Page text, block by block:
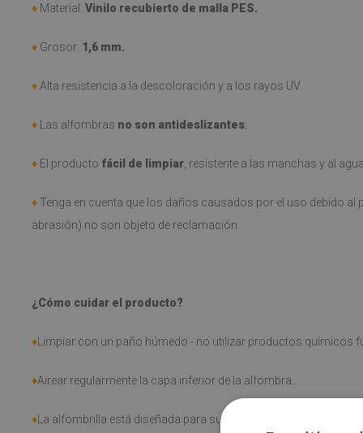
♦ Material: Vinilo recubierto de malla PES.
♦ Grosor: 1,6 mm.
♦ Alta resistencia a la descoloración y a los rayos UV.
♦ Las alfombras no son antideslizantes;
♦ El producto fácil de limpiar , resistente a las manchas y al agua
♦ Tenga en cuenta que los daños causados por el uso debido al
abrasión) no son objeto de reclamación.
¿Cómo cuidar el producto?
♦Limpiar con un paño húmedo - no utilizar productos químicos
♦Airear regularmente la capa inferior de la alfombra.
♦La alfombrilla está diseñada para su uso en superficies duras.